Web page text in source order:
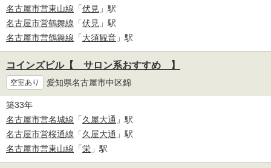
名古屋市営東山線 「伏見 」駅
名古屋市営鶴舞線 「伏見 」駅
名古屋市営鶴舞線 「大須観音 」駅
コインズビル【 サロン系おすすめ 】
空室あり 愛知県名古屋市中区錦
築33年
名古屋市営名城線 「久屋大通 」駅
名古屋市営桜通線 「久屋大通 」駅
名古屋市営東山線 「栄 」駅